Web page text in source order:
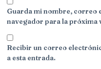
Guarda mi nombre, correo
navegador para la próxima
Recibir un correo
a esta entrada.